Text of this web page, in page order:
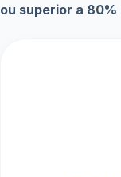
ou superior a 80%